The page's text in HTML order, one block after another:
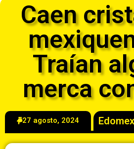
Caen
Traían
merca
27 agosto, 2024 Edomex